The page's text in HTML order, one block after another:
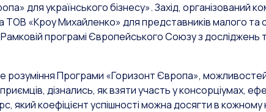
для українського бізнесу». Захід, організований
ТОВ «Кроу Михайленко» для представників малого та
програмі Європейського Союзу з досліджень
розуміння Програми «Горизонт Європа»,
дізнались, як взяти участь у консорціумах,
який коефіцієнт успішності можна досягти в кожному